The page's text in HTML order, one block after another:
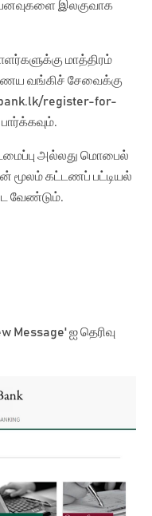
இலகுவாக
மாத்திரம்
வங்கிச் சேவைக்கு
register-for-
அல்லது மொபைல்
மூலம் கட்டணப் பட்டியல்
வேண்டும்.
Message' ஐ தெரிவு